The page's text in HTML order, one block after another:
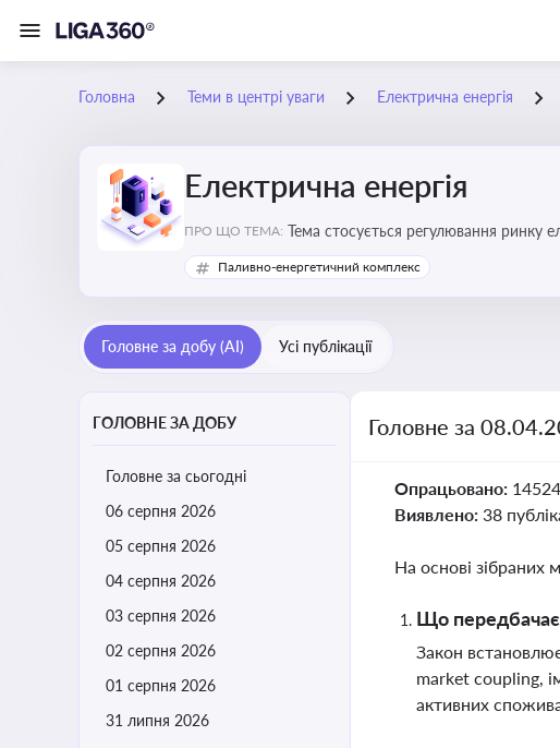
Головна Теми в центрі уваги Електрична енергія
Електрична енергія
ПРО ЩО ТЕМА: Тема стосується регулювання ринку
Паливно-енергетичний комплекс
Головне за добу (AI) Усі публікації
ГОЛОВНЕ ЗА ДОБУ
Головне за сьогодні
06 серпня 2026
05 серпня 2026
04 серпня 2026
03 серпня 2026
02 серпня 2026
01 серпня 2026
31 липня 2026
Головне за
Опрацьовано:
Виявлено: 38
На основі зібраних
Що передбачає
Закон
market coupling,
активних